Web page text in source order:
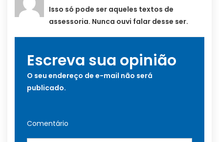
Isso só pode ser aqueles textos de
assessoria. Nunca ouvi falar desse ser.
Escreva sua opinião
O seu endereço de e-mail não será
publicado.
Comentário